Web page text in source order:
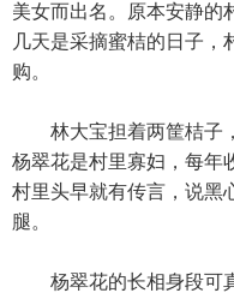
美女而出名。原本安静的
几天是采摘蜜桔的日子，
购。
林大宝担着两筐桔子，
杨翠花是村里寡妇，每年
村里头早就有传言，说黑
腿。
杨翠花的长相身段可真